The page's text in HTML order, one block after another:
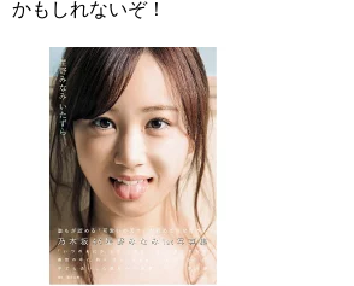
かもしれないぞ！